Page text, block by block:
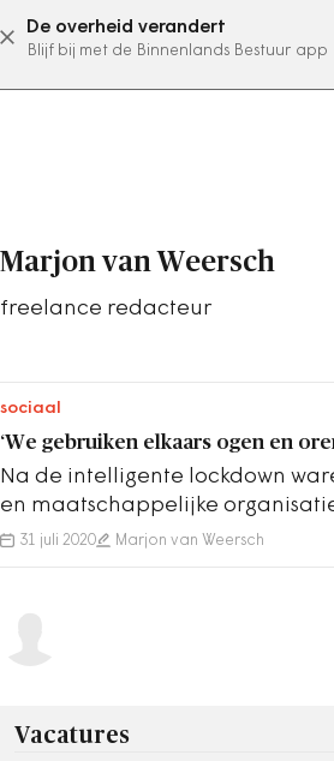
De overheid verandert
Blijf bij met de Binnenlands Bestuur app
abonneer nu
Marjon van Weersch
freelance redacteur
sociaal
‘We gebruiken elkaars ogen en
Na de intelligente lockdown
en maatschappelijke
de gevolgen voor kwetsbare
31 juli 2020 Marjon van Weersch
Vacatures